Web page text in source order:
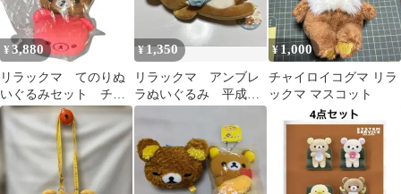
¥ 3,880
リラックマ てのりぬ
いぐるみセット チャ
イロイコグマ こもれ
びキャンプ くるま
¥1,350
リラックマ アンブレ
ラぬいぐるみ 平成レ
トロ 2008年
¥ 1,000
チャイロイコグマ リラ
ックマ マスコット